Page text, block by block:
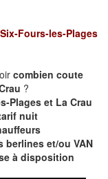
Six-Fours-les-Plages
combien coute
?
Plages et La Crau
nuit
berlines et/ou VAN
à disposition